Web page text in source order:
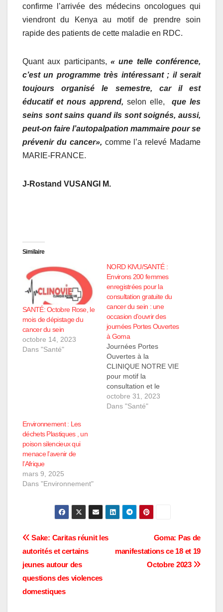
confirme l’arrivée des médecins oncologues qui
viendront du Kenya au motif de prendre soin
rapide des patients de cette maladie en RDC.
Quant aux participants, « une telle conférence,
c’est un programme très intéressant ; il serait
toujours organisé le semestre, car il est
éducatif et nous apprend, selon elle,
que les
seins sont sains quand ils sont soignés, aussi,
peut-on faire l’autopalpation mammaire pour se
prévenir du cancer», comme l’a relevé Madame
MARIE-FRANCE.
J-Rostand VUSANGI M.
Similaire
SANTÉ: Octobre Rose, le
mois de dépistage du
cancer du sein
octobre 14, 2023
Dans "Santé"
NORD KIVU/SANTÉ :
Environs 200 femmes
enregistrées pour la
consultation gratuite du
cancer du sein : une
occasion d’ouvrir des
journées Portes Ouvertes
à Goma
Journées Portes
Ouvertes à la
CLINIQUE NOTRE VIE
pour motif la
consultation et le
dépistage gratuit du
cancer du sein ; c’est
octobre 31, 2023
Dans "Santé"
Environnement : Les
déchets Plastiques , un
poison silencieux qui
menace l’avenir de
l’Afrique
mars 9, 2025
Dans "Environnement"
Navigation
de
l’article
Goma: Pas de
manifestations ce 18 et 19
Octobre 2023
Sake: Caritas réunit les
autorités et certains
jeunes autour des
questions des violences
domestiques